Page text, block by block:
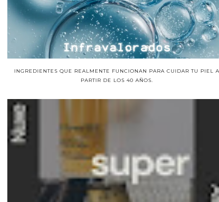
INGREDIENTES QUE REALMENTE FUNCIONAN PARA CUIDAR TU PIEL A
PARTIR DE LOS 40 AÑOS.